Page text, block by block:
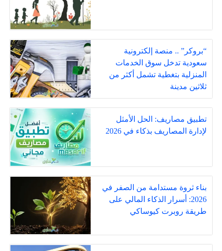
“بروكر” .. منصة إلكترونية
سعودية تدخل سوق الخدمات
المنزلية بتغطية تشمل أكثر من
ثلاثين مدينة
تطبيق مصاريف: الحل الأمثل
لإدارة المصاريف بذكاء في 2026
بناء ثروة مستدامة من الصفر في
2026: أسرار الذكاء المالي على
طريقة روبرت كيوساكي